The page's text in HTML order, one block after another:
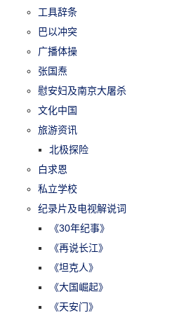
工具辞条
巴以冲突
广播体操
张国焘
慰安妇及南京大屠杀
文化中国
旅游资讯
北极探险
白求恩
私立学校
纪录片及电视解说词
《30年纪事》
《再说长江》
《坦克人》
《大国崛起》
《天安门》